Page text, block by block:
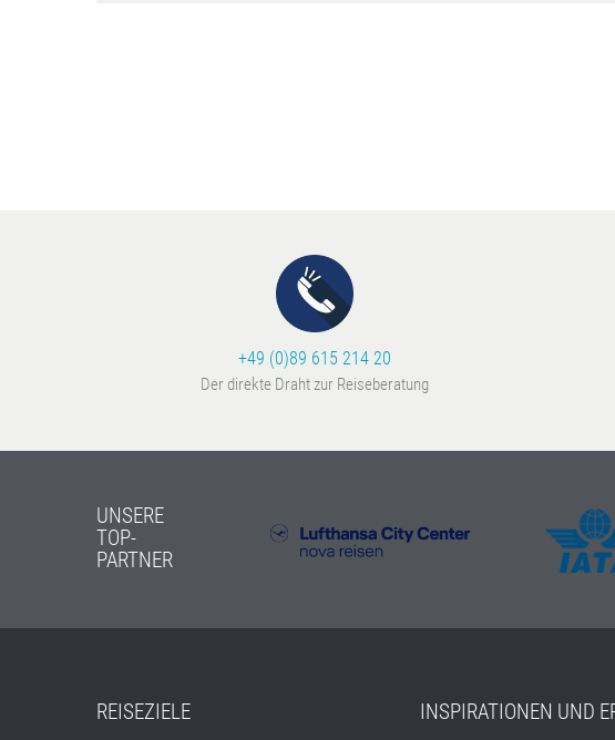
+49 (0)89 615 214 20
Der direkte Draht zur Reiseberatung
UNSERE
TOP-
PARTNER
REISEZIELE INSPIRATIONEN UND